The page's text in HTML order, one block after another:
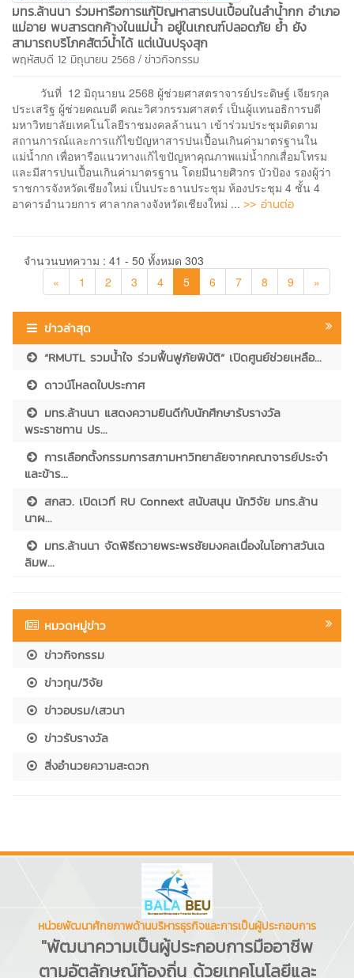
มทร.ล้านนา ร่วมหารือการแก้ปัญหาสารปนเปื้อนในลำน้ำกก อำเภอ
แม่อาย พบสารตกค้างในแม่น้ำ อยู่ในเกณฑ์ปลอดภัย ย้ำ ยัง
สามารถบริโภคสัตว์น้ำได้ แต่เน้นปรุงสุก
พฤหัสบดี 12 มิถุนายน 2568 / ข่าวกิจกรรม
วันที่ 12 มิถุนายน 2568 ผู้ช่วยศาสตราจารย์ประดิษฐ์ เจียรกุล
ประเสริฐ ผู้ช่วยคณบดี คณะวิศวกรรมศาสตร์ เป็นผู้แทนอธิการบดี
มหาวิทยาลัยเทคโนโลยีราชมงคลล้านนา เข้าร่วมประชุมติดตาม
สถานการณ์และการแก้ไขปัญหาสารปนเปื้อนเกินค่ามาตรฐานใน
แม่น้ำกก เพื่อหารือแนวทางแก้ไขปัญหาคุณภาพแม่น้ำกกเสื่อมโทรม
และมีสารปนเปื้อนเกินค่ามาตรฐาน โดยมีนายศิวกร บัวป้อง รองผู้ว่า
ราชการจังหวัดเชียงใหม่ เป็นประธานประชุม ห้องประชุม 4 ชั้น 4
อาคารอำนวยการ ศาลากลางจังหวัดเชียงใหม่ ... >> อ่านต่อ
จำนวนบทความ : 41 - 50 ทั้งหมด 303
«
1 2 3 4 5 6 7 8 9 »
ข่าวล่าสุด
“RMUTL รวมน้ำใจ ร่วมฟื้นฟูภัยพิบัติ” เปิดศูนย์ช่วยเหลือ...
ดาวน์โหลดใบประกาศ
มทร.ล้านนา แสดงความยินดีกับนักศึกษารับรางวัล
พระราชทาน ปร...
การเลือกตั้งกรรมการสภามหาวิทยาลัยจากคณาจารย์ประจำ
และข้าร...
สกสว. เปิดเวที RU Connext สนับสนุน นักวิจัย มทร.ล้าน
นาผ...
มทร.ล้านนา จัดพิธีถวายพระพรชัยมงคลเนื่องในโอกาสวันเฉ
ลิมพ...
หมวดหมู่ข่าว
ข่าวกิจกรรม
ข่าวทุน/วิจัย
ข่าวอบรม/เสวนา
ข่าวรับรางวัล
สิ่งอำนวยความสะดวก
หน่วยพัฒนาศักยภาพด้านบริหารธุรกิจและการเป็นผู้ประกอบการ
"พัฒนาความเป็นผู้ประกอบการมืออาชีพ
ตามอัตลักษณ์ท้องถิ่น ด้วยเทคโนโลยีและ